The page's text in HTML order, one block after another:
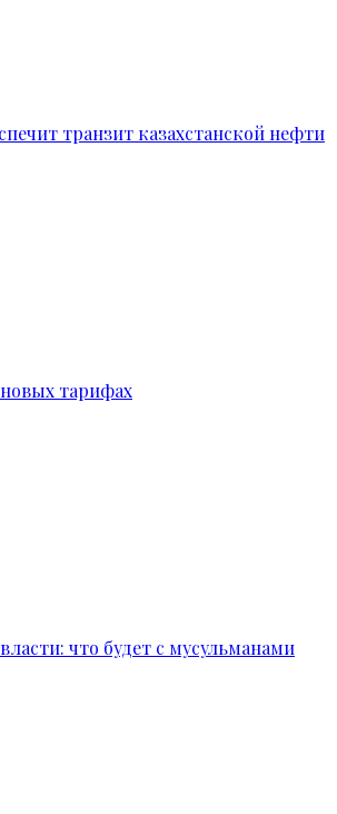
транзит казахстанской нефти
тарифах
что будет с мусульманами